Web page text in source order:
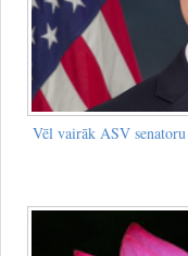
Vēl vairāk ASV